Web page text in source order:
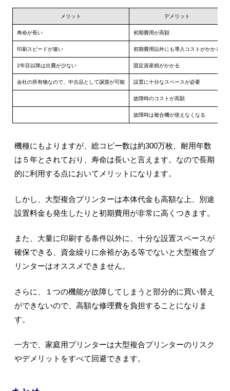
メリット デメリット
寿命が長い 初期費用が高額
印刷スピードが速い 初期費用以外にも導入コストがかかる
2年目以降は出費が少ない 固定資産税がかかる
会社の所有物なので、中古品として譲渡が可能 設置に十分なスペースが必要
故障時のコストが高額
故障時は複合機が使えなくなる
機種にもよりますが、総コピー数は約300万枚、耐用年数
は５年とされており、寿命は長いと言えます。なので長期
的に利用する点においてメリットになります。
しかし、大型複合プリンターは本体代金も高額な上、別途
設置料金も発生したりと初期費用が非常に高くつきます。
また、大量に印刷する条件以外に、十分な設置スペースが
確保できる、資金繰りに余裕がある等でないと大型複合プ
リンターはオススメできません。
さらに、１つの機能が故障してしまうと部分的に買い替え
ができないので、高額な修理費を負担することになりま
す。
一方で、家庭用プリンターは大型複合プリンターのリスク
やデメリットをすべて回避できます。